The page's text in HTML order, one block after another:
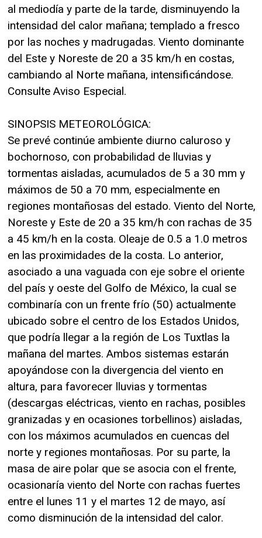
al mediodía y parte de la tarde, disminuyendo la
intensidad del calor mañana; templado a fresco
por las noches y madrugadas. Viento dominante
del Este y Noreste de 20 a 35 km/h en costas,
cambiando al Norte mañana, intensificándose.
Consulte Aviso Especial.
SINOPSIS METEOROLÓGICA:
Se prevé continúe ambiente diurno caluroso y
bochornoso, con probabilidad de lluvias y
tormentas aisladas, acumulados de 5 a 30 mm y
máximos de 50 a 70 mm, especialmente en
regiones montañosas del estado. Viento del Norte,
Noreste y Este de 20 a 35 km/h con rachas de 35
a 45 km/h en la costa. Oleaje de 0.5 a 1.0 metros
en las proximidades de la costa. Lo anterior,
asociado a una vaguada con eje sobre el oriente
del país y oeste del Golfo de México, la cual se
combinaría con un frente frío (50) actualmente
ubicado sobre el centro de los Estados Unidos,
que podría llegar a la región de Los Tuxtlas la
mañana del martes. Ambos sistemas estarán
apoyándose con la divergencia del viento en
altura, para favorecer lluvias y tormentas
(descargas eléctricas, viento en rachas, posibles
granizadas y en ocasiones torbellinos) aisladas,
con los máximos acumulados en cuencas del
norte y regiones montañosas. Por su parte, la
masa de aire polar que se asocia con el frente,
ocasionaría viento del Norte con rachas fuertes
entre el lunes 11 y el martes 12 de mayo, así
como disminución de la intensidad del calor.